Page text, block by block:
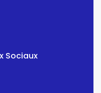
Sociaux